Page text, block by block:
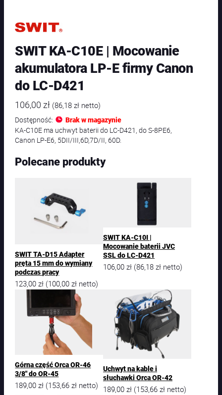
SWIT KA-C10E | Mocowanie
akumulatora LP-E firmy Canon
do LC-D421
106,00 zł (86,18zł netto)
Dostępność:
Brak w magazynie
KA-C10E ma uchwyt baterii do LC-D421, do S-8PE6,
Canon LP-E6, 5DII/III,6D,7D/II, 60D.
Polecane produkty
SWIT TA-D15 Adapter
pręta 15 mm do wymiany
podczas pracy
123,00zł (100,00zł netto)
SWIT KA-C10I |
Mocowanie baterii JVC
SSL do LC-D421
106,00 zł (86,18 zł netto)
Górna część Orca OR-46
3/8″ do OR-45
189,00zł (153,66zł netto)
Uchwyt na kable i
słuchawki Orca OR-42
189,00 zł (153,66 zł netto)